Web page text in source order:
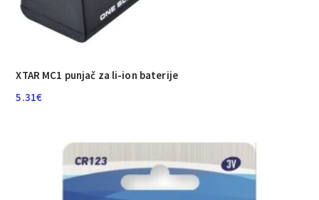
XTAR MC1 punjač za li-ion baterije
5.31€